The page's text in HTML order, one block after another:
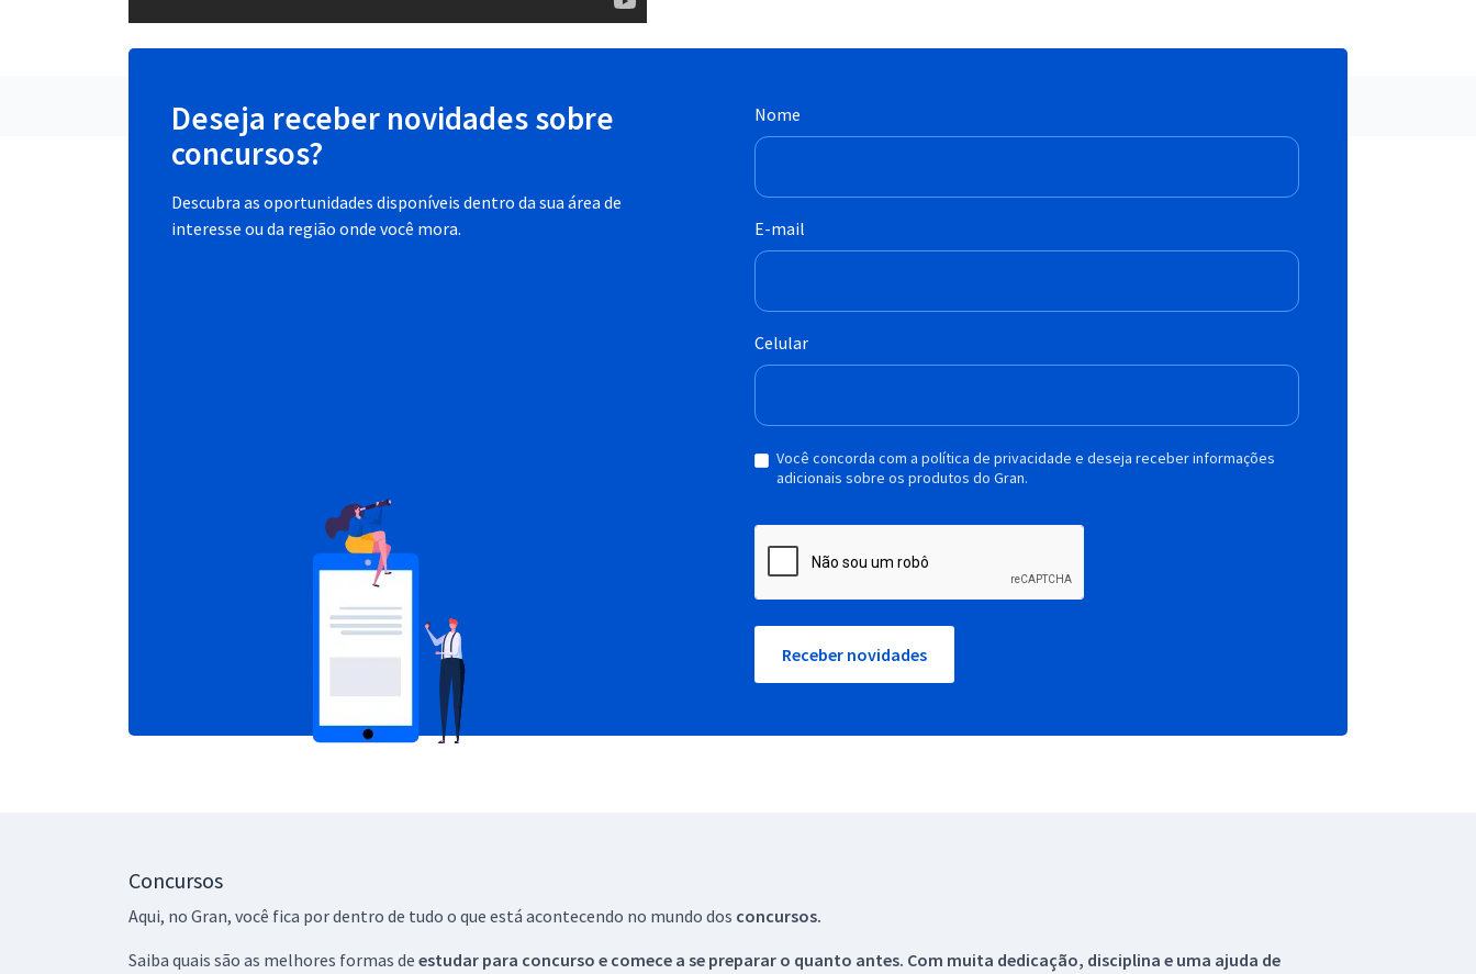
Deseja receber novidades sobre
concursos?
Descubra as oportunidades disponíveis dentro da sua área de
interesse ou da região onde você mora.
Nome
E-mail
Celular
Você concorda com a política de privacidade e deseja receber informações
adicionais sobre os produtos do Gran.
Receber novidades
Concursos
Aqui, no Gran, você fica por dentro de tudo o que está acontecendo no mundo dos concursos.
Saiba quais são as melhores formas de estudar para concurso e comece a se preparar o quanto antes. Com muita dedicação, disciplina e uma ajuda de